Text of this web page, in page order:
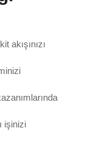
akışınızı
işinizi